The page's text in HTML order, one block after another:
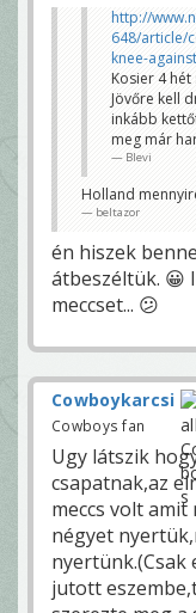
http://
648/article/
knee-
Kosier 4 hét
Jövőre kell
inkább
meg már
Blevi
Holland
beltazor
én hiszek
átbeszéltük. 😀
meccset... 😕
Cowboykarcsi
Cowboys fan
Ugy látszik
csapatnak,az
meccs volt
négyet
nyertünk.(Csak
jutott